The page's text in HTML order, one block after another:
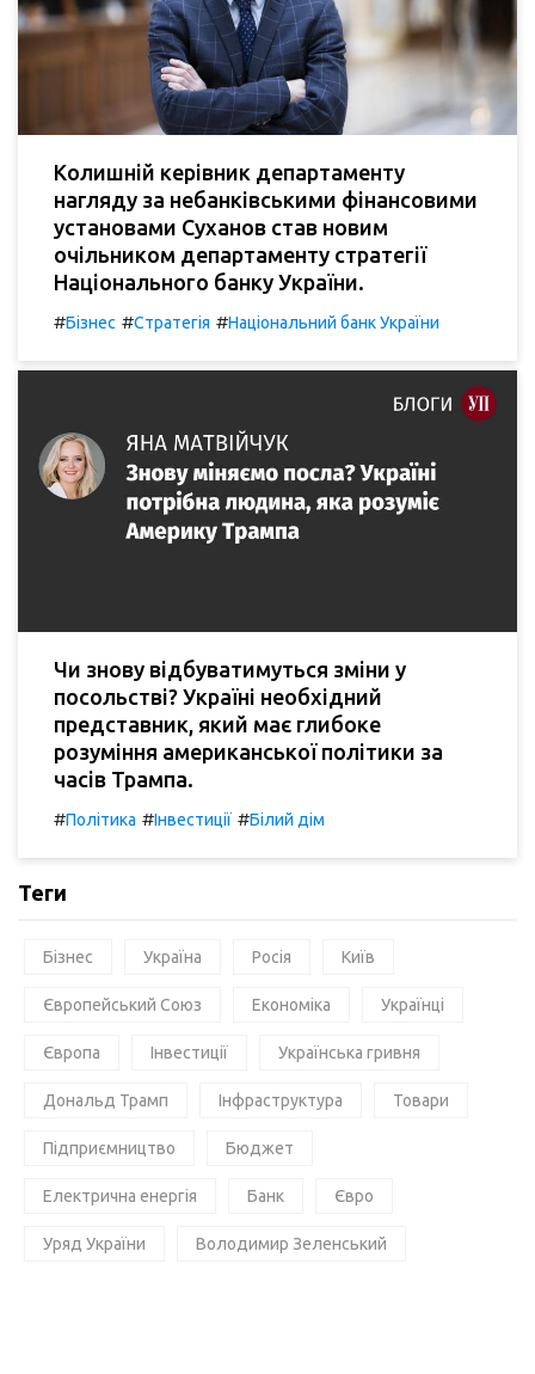
Колишній керівник департаменту
нагляду за небанківськими фінансовими
установами Суханов став новим
очільником департаменту стратегії
Національного банку України.
#Бізнес #Стратегія #Національний банк України
Чи знову відбуватимуться зміни у
посольстві? Україні необхідний
представник, який має глибоке
розуміння американської політики за
часів Трампа.
#Політика #Інвестиції #Білий дім
Теги
Бізнес Україна Росія Київ
Європейський Союз Економіка Українці
Європа Інвестиції Українська гривня
Дональд Трамп Інфраструктура Товари
Підприємництво Бюджет
Електрична енергія Банк Євро
Уряд України Володимир Зеленський